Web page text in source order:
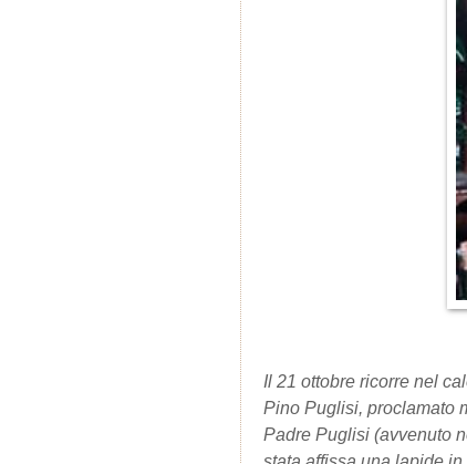
Il 21 ottobre ricorre nel
Pino Puglisi, proclamato
Padre Puglisi (avvenuto